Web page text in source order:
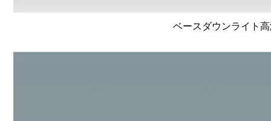
ベースダウンライト